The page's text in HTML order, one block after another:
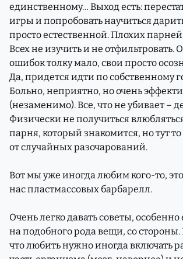
единственному… Выход есть:
игры и попробовать научиться
просто естественной. Плохих
Всех не изучить и не отфильтровать.
ошибок толку мало, свои просто
Да, придется идти по собственному
Больно, неприятно, но очень
(незаменимо). Все, что не убивает –
Физически не получиться
парня, который знакомится, но тут
от случайных разочарований.
Вот мы уже иногда любим кого-то,
нас пластмассовых барбарелл.
Очень легко давать советы,
на подобного рода вещи, со стороны.
что любить нужно иногда включать